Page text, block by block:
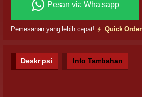
Pesan via Whatsapp
Pemesanan yang lebih cepat! Quick Order
Deskripsi Info Tambahan